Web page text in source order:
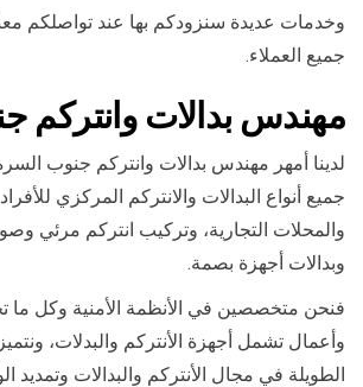
وخدمات عديدة سنزودكم بها عند تواصلكم
جميع العملاء.
مهندس بدالات وانتركم
لدينا أمهر مهندس بدالات وانتركم جنوب
جميع أنواع البدالات والانتركم المركزي
والمحلات التجارية، وتركيب انتركم مرئي
وبدالات أجهزة بصمة.
فنحن متخصصين في الأنظمة الأمنية وكل ما
وأعمال تشمل أجهزة الأنتركم والبدلات،
الطويلة في مجال الأنتركم والبدالات وتمديد